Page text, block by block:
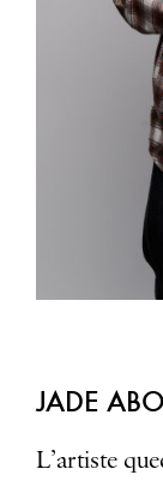
JADE
L’artiste